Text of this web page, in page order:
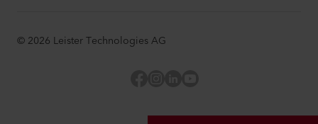
© 2026 Leister Technologies AG